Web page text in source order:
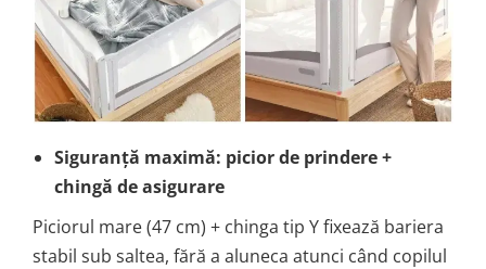
Siguranță maximă: picior de prindere +
chingă de asigurare
Piciorul mare (47 cm) + chinga tip Y fixează bariera
stabil sub saltea, fără a aluneca atunci când copilul